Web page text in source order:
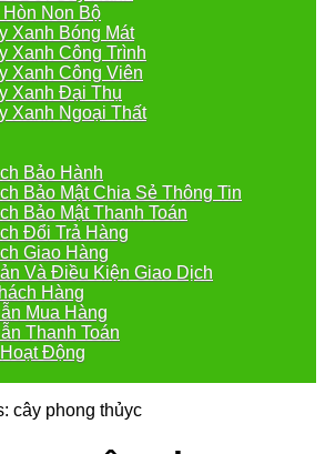
Non Bộ
Xanh Bóng Mát
Xanh Công Trình
Xanh Công Viên
Xanh Đại Thụ
Xanh Ngoại Thất
Bảo Hành
Bảo Mật Chia Sẻ Thông Tin
Bảo Mật Thanh Toán
Đổi Trả Hàng
Giao Hàng
Và Điều Kiện Giao Dịch
Hàng
Mua Hàng
Thanh Toán
Động
cây phong thủyc